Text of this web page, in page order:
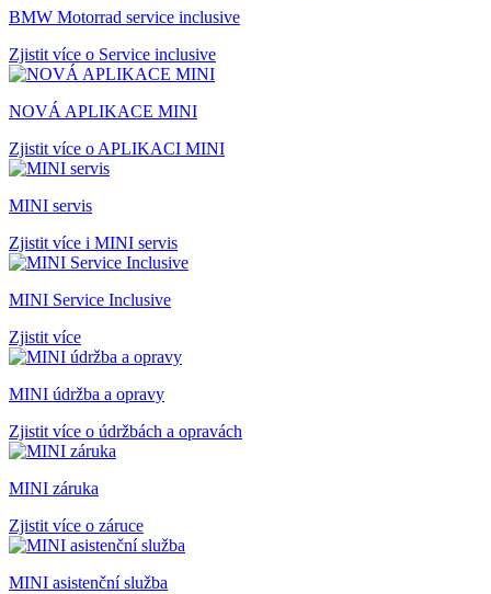
BMW Motorrad service inclusive
Zjistit více o Service inclusive
NOVÁ APLIKACE MINI
Zjistit více o APLIKACI MINI
MINI servis
Zjistit více i MINI servis
MINI Service Inclusive
Zjistit více
MINI údržba a opravy
Zjistit více o údržbách a opravách
MINI záruka
Zjistit více o záruce
MINI asistenční služba